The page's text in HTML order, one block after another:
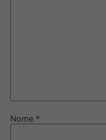
Nome *